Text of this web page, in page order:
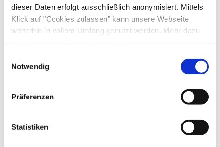
dieser Daten erfolgt ausschließlich anonymisiert. Mittels
Klick auf "Cookies zulassen" kann unsere Webseite
weiterhin in vollem Umfang genutzt werden. Mehr dazu
steht in unserer Datenschutzerklärung.
gelistet.
Notwendig
Präferenzen
Statistiken